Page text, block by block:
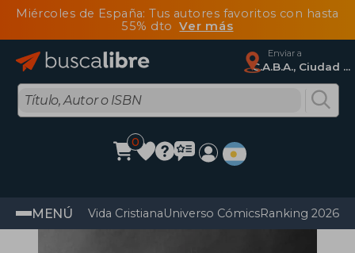
Miércoles de España: Tus autores favoritos con hasta
55% dtoVer más
Enviar a
C.A.B.A., Ciudad Autónoma De Buenos Aires
0
MENÚ Vida CristianaUniverso CómicsRanking 2026